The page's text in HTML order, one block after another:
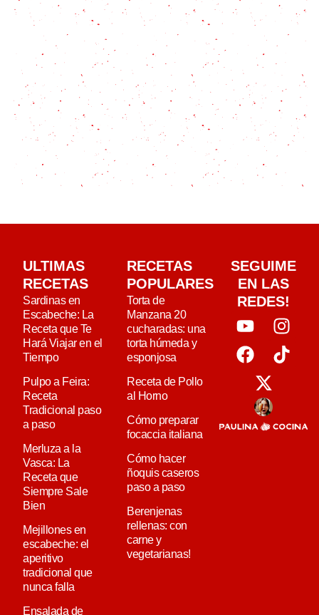
ULTIMAS
RECETAS
Sardinas en
Escabeche: La
Receta que Te
Hará Viajar en el
Tiempo
Pulpo a Feira:
Receta
Tradicional paso
a paso
Merluza a la
Vasca: La
Receta que
Siempre Sale
Bien
Mejillones en
escabeche: el
aperitivo
tradicional que
nunca falla
Ensalada de
RECETAS
POPULARES
Torta de
Manzana 20
cucharadas: una
torta húmeda y
esponjosa
Receta de Pollo
al Horno
Cómo preparar
focaccia italiana
Cómo hacer
ñoquis caseros
paso a paso
Berenjenas
rellenas: con
carne y
vegetarianas!
SEGUIME
EN LAS
REDES!